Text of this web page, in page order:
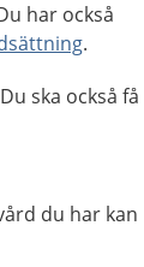
har också
.
ska också få
du har kan